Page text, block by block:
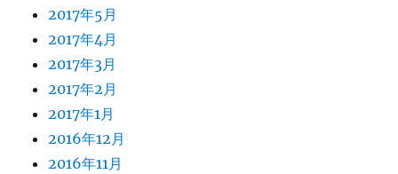
2017年5月
2017年4月
2017年3月
2017年2月
2017年1月
2016年12月
2016年11月